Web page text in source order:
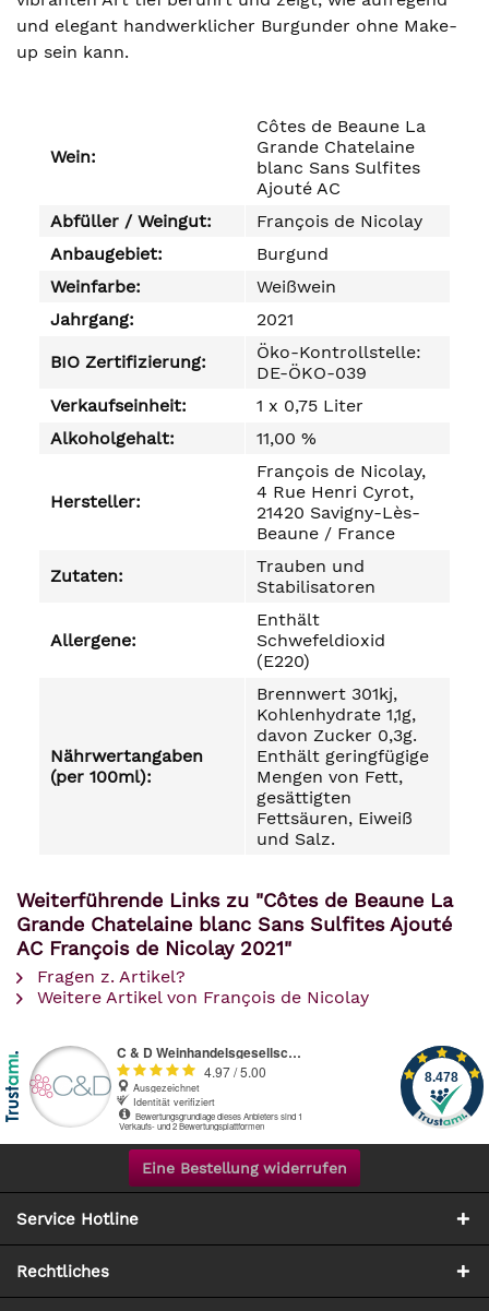
und elegant handwerklicher Burgunder ohne Make-
up sein kann.
Wein:
Côtes de Beaune La
Grande Chatelaine
blanc Sans Sulfites
Ajouté AC
Abfüller / Weingut:
François de Nicolay
Anbaugebiet:
Burgund
Weinfarbe:
Weißwein
Jahrgang:
2021
BIO Zertifizierung:
Öko-Kontrollstelle:
DE-ÖKO-039
Verkaufseinheit:
1 x 0,75 Liter
Alkoholgehalt:
11,00 %
Hersteller:
François de Nicolay,
4 Rue Henri Cyrot,
21420 Savigny-Lès-
Beaune / France
Zutaten:
Trauben und
Stabilisatoren
Allergene:
Enthält
Schwefeldioxid
(E220)
Nährwertangaben
(per 100ml):
Brennwert 301kj,
Kohlenhydrate 1,1g,
davon Zucker 0,3g.
Enthält geringfügige
Mengen von Fett,
gesättigten
Fettsäuren, Eiweiß
und Salz.
Weiterführende Links zu "Côtes de Beaune La
Grande Chatelaine blanc Sans Sulfites Ajouté
AC François de Nicolay 2021"
Fragen z. Artikel?
Weitere Artikel von François de Nicolay
Eine Bestellung widerrufen
Service Hotline
Rechtliches